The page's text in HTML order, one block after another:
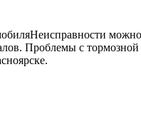
Неисправности
Проблемы с